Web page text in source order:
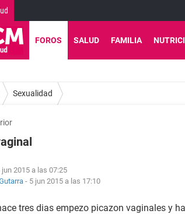
FOROS SALUD FAMILIA
Sexualidad
jun 2015 a las 07:25
- 5 jun 2015 a las 17:10
tres dias empezo picazon vaginales y